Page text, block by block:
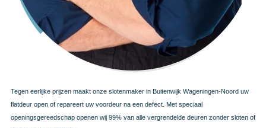
Tegen eerlijke prijzen maakt onze slotenmaker in Buitenwijk Wageningen-Noord uw
flatdeur open of repareert uw voordeur na een defect. Met speciaal
openingsgereedschap openen wij 99% van alle vergrendelde deuren zonder sloten of